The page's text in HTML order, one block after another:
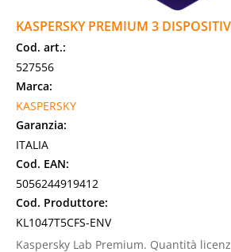
KASPERSKY PREMIUM 3
Cod. art.:
527556
Marca:
KASPERSKY
Garanzia:
ITALIA
Cod. EAN:
5056244919412
Cod. Produttore:
KL1047T5CFS-ENV
Kaspersky Lab Premium. Quantità